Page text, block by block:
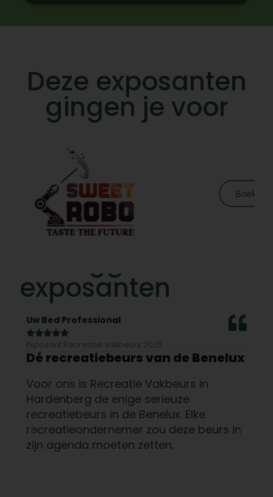
Deze exposanten
gingen je voor
exposanten
Uw Bed Professional

Exposant Recreatie Vakbeurs 2025
Dé recreatiebeurs van de Benelux
Voor ons is Recreatie Vakbeurs in
Hardenberg de enige serieuze
recreatiebeurs in de Benelux. Elke
recreatieondernemer zou deze beurs in
zijn agenda moeten zetten.